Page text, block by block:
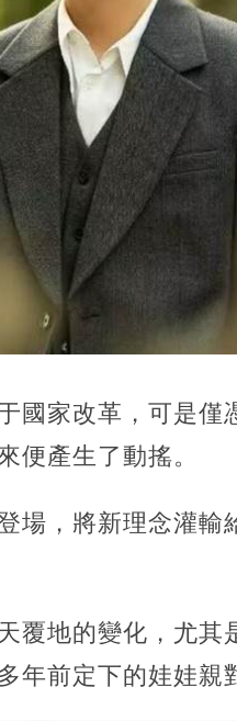
國家改革，可是僅
便產生了動搖。
場，將新理念灌輸
地的變化，尤其
年前定下的娃娃親